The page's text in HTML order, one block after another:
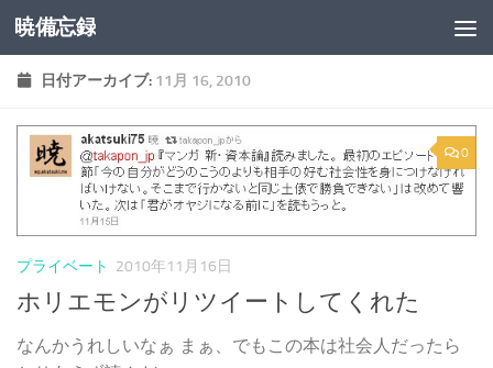
コンテンツへスキップ
暁備忘録
日付アーカイブ: 11月 16, 2010
0
プライベート 2010年11月16日
ホリエモンがリツイートしてくれた
なんかうれしいなぁ まぁ、でもこの本は社会人だったら